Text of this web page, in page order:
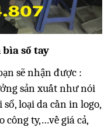
sổ tay
sẽ nhận được :
sản xuất như nói
loại da cần in logo,
công ty,…về giá cả,